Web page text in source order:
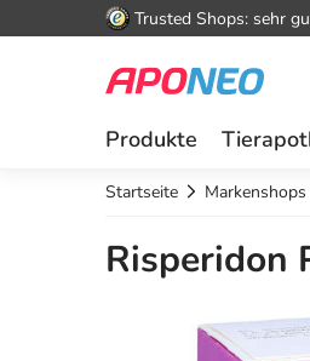
Trusted Shops: sehr
Produkte
Startseite Markenshops
Risperidon